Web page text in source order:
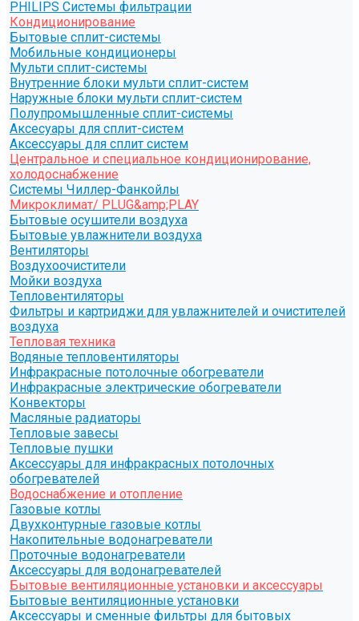
PHILIPS Системы фильтрации
Кондиционирование
Бытовые сплит-системы
Мобильные кондиционеры
Мульти сплит-системы
Внутренние блоки мульти сплит-систем
Наружные блоки мульти сплит-систем
Полупромышленные сплит-системы
Аксесуары для сплит-систем
Аксессуары для сплит систем
Центральное и специальное кондиционирование,
холодоснабжение
Системы Чиллер-Фанкойлы
Микроклимат/ PLUG&amp;PLAY
Бытовые осушители воздуха
Бытовые увлажнители воздуха
Вентиляторы
Воздухоочистители
Мойки воздуха
Тепловентиляторы
Фильтры и картриджи для увлажнителей и очистителей
воздуха
Тепловая техника
Водяные тепловентиляторы
Инфракрасные потолочные обогреватели
Инфракрасные электрические обогреватели
Конвекторы
Масляные радиаторы
Тепловые завесы
Тепловые пушки
Аксессуары для инфракрасных потолочных
обогревателей
Водоснабжение и отопление
Газовые котлы
Двухконтурные газовые котлы
Накопительные водонагреватели
Проточные водонагреватели
Аксессуары для водонагревателей
Бытовые вентиляционные установки и аксессуары
Бытовые вентиляционные установки
Аксессуары и сменные фильтры для бытовых